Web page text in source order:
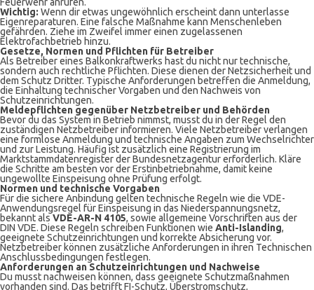
Wichtig: Wenn dir etwas ungewöhnlich erscheint dann unterlasse
Eigenreparaturen. Eine falsche Maßnahme kann Menschenleben
gefährden. Ziehe im Zweifel immer einen zugelassenen
Elektrofachbetrieb hinzu.
Gesetze, Normen und Pflichten für Betreiber
Als Betreiber eines Balkonkraftwerks hast du nicht nur technische,
sondern auch rechtliche Pflichten. Diese dienen der Netzsicherheit und
dem Schutz Dritter. Typische Anforderungen betreffen die Anmeldung,
die Einhaltung technischer Vorgaben und den Nachweis von
Schutzeinrichtungen.
Meldepflichten gegenüber Netzbetreiber und Behörden
Bevor du das System in Betrieb nimmst, musst du in der Regel den
zuständigen Netzbetreiber informieren. Viele Netzbetreiber verlangen
eine formlose Anmeldung und technische Angaben zum Wechselrichter
und zur Leistung. Häufig ist zusätzlich eine Registrierung im
Marktstammdatenregister der Bundesnetzagentur erforderlich. Kläre
die Schritte am besten vor der Erstinbetriebnahme, damit keine
ungewollte Einspeisung ohne Prüfung erfolgt.
Normen und technische Vorgaben
Für die sichere Anbindung gelten technische Regeln wie die VDE-
Anwendungsregel für Einspeisung in das Niederspannungsnetz,
bekannt als VDE-AR-N 4105, sowie allgemeine Vorschriften aus der
DIN VDE. Diese Regeln schreiben Funktionen wie Anti-Islanding,
geeignete Schutzeinrichtungen und korrekte Absicherung vor.
Netzbetreiber können zusätzliche Anforderungen in ihren Technischen
Anschlussbedingungen festlegen.
Anforderungen an Schutzeinrichtungen und Nachweise
Du musst nachweisen können, dass geeignete Schutzmaßnahmen
vorhanden sind. Das betrifft FI-Schutz, Überstromschutz,